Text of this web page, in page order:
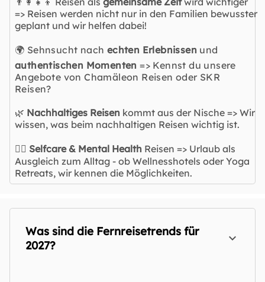
=> Reisen werden nicht nur in den Familien bewusster
geplant und wir helfen dabei!
🌍 Sehnsucht nach echten Erlebnissen und
authentischen Momenten => Kennst du unsere
Angebote von Chamäleon Reisen oder SKR
Reisen?
🌿 Nachhaltiges Reisen kommt aus der Nische => Wir
wissen, was beim nachhaltigen Reisen wichtig ist.
🧘‍♀️ Selfcare & Mental Health Reisen => Urlaub als
Ausgleich zum Alltag - ob Wellnesshotels oder Yoga
Retreats, wir kennen die Möglichkeiten.
Was sind die Fernreisetrends für
2027?